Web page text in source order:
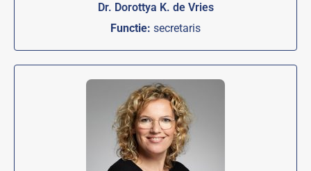
Dr. Dorottya K. de Vries
Functie: secretaris